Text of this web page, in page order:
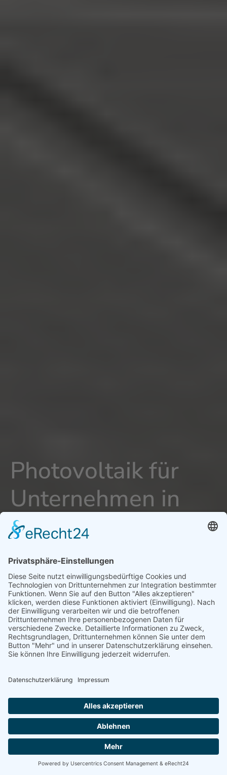
Photovoltaik für
Unternehmen in
Biberach an der
Riß -Energetische
Sanierung Bayern
Maximale Energieeffizienz für Ihr
Unternehmen
Willkommen bei Energetische Sanierung Bayern –
Ihrem Experten für Photovoltaik für Unternehmen in
Biberach an der Riß, speziell für Gewerbekunden und
umfassender Full-Service-Ansatz garantiert Ihnen eine
der Planung bis zur finalen Inbetriebnahme.
100% kostenloses Erstgespräch